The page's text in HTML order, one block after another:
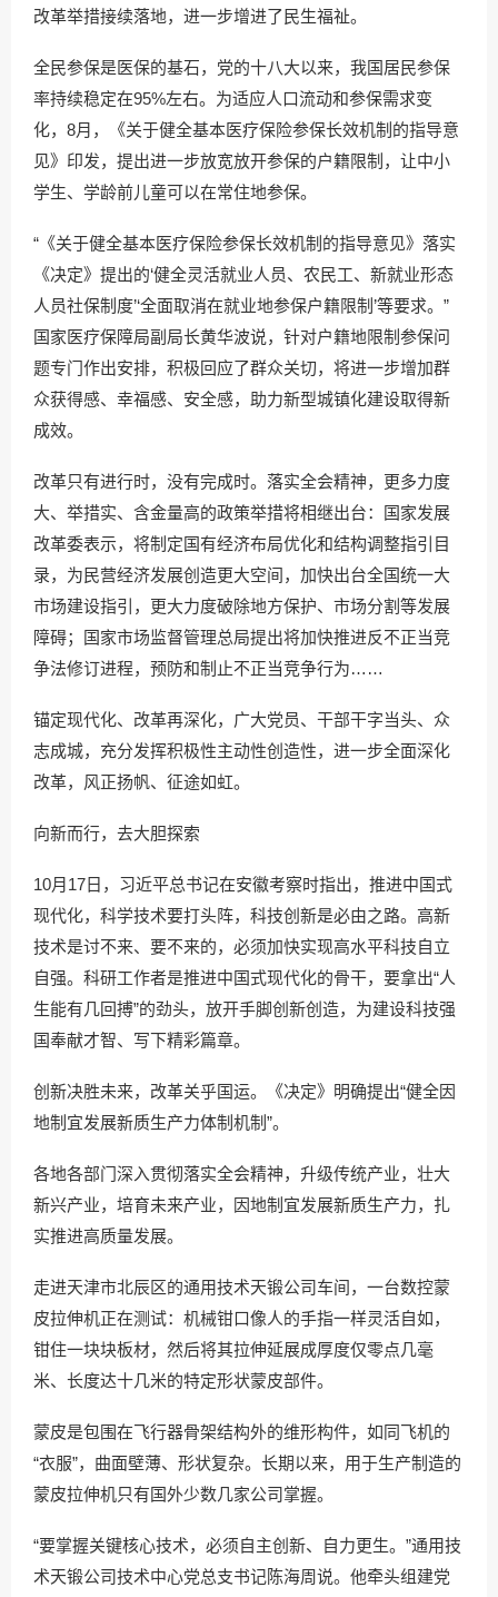
改革举措接续落地，进一步增进了民生福祉。
全民参保是医保的基石，党的十八大以来，我国居民参保
率持续稳定在95%左右。为适应人口流动和参保需求变
化，8月，《关于健全基本医疗保险参保长效机制的指导意
见》印发，提出进一步放宽放开参保的户籍限制，让中小
学生、学龄前儿童可以在常住地参保。
“《关于健全基本医疗保险参保长效机制的指导意见》落实
《决定》提出的‘健全灵活就业人员、农民工、新就业形态
人员社保制度’‘全面取消在就业地参保户籍限制’等要求。”
国家医疗保障局副局长黄华波说，针对户籍地限制参保问
题专门作出安排，积极回应了群众关切，将进一步增加群
众获得感、幸福感、安全感，助力新型城镇化建设取得新
成效。
改革只有进行时，没有完成时。落实全会精神，更多力度
大、举措实、含金量高的政策举措将相继出台：国家发展
改革委表示，将制定国有经济布局优化和结构调整指引目
录，为民营经济发展创造更大空间，加快出台全国统一大
市场建设指引，更大力度破除地方保护、市场分割等发展
障碍；国家市场监督管理总局提出将加快推进反不正当竞
争法修订进程，预防和制止不正当竞争行为……
锚定现代化、改革再深化，广大党员、干部干字当头、众
志成城，充分发挥积极性主动性创造性，进一步全面深化
改革，风正扬帆、征途如虹。
向新而行，去大胆探索
10月17日，习近平总书记在安徽考察时指出，推进中国式
现代化，科学技术要打头阵，科技创新是必由之路。高新
技术是讨不来、要不来的，必须加快实现高水平科技自立
自强。科研工作者是推进中国式现代化的骨干，要拿出“人
生能有几回搏”的劲头，放开手脚创新创造，为建设科技强
国奉献才智、写下精彩篇章。
创新决胜未来，改革关乎国运。《决定》明确提出“健全因
地制宜发展新质生产力体制机制”。
各地各部门深入贯彻落实全会精神，升级传统产业，壮大
新兴产业，培育未来产业，因地制宜发展新质生产力，扎
实推进高质量发展。
走进天津市北辰区的通用技术天锻公司车间，一台数控蒙
皮拉伸机正在测试：机械钳口像人的手指一样灵活自如，
钳住一块块板材，然后将其拉伸延展成厚度仅零点几毫
米、长度达十几米的特定形状蒙皮部件。
蒙皮是包围在飞行器骨架结构外的维形构件，如同飞机的
“衣服”，曲面壁薄、形状复杂。长期以来，用于生产制造的
蒙皮拉伸机只有国外少数几家公司掌握。
“要掌握关键核心技术，必须自主创新、自力更生。”通用技
术天锻公司技术中心党总支书记陈海周说。他牵头组建党